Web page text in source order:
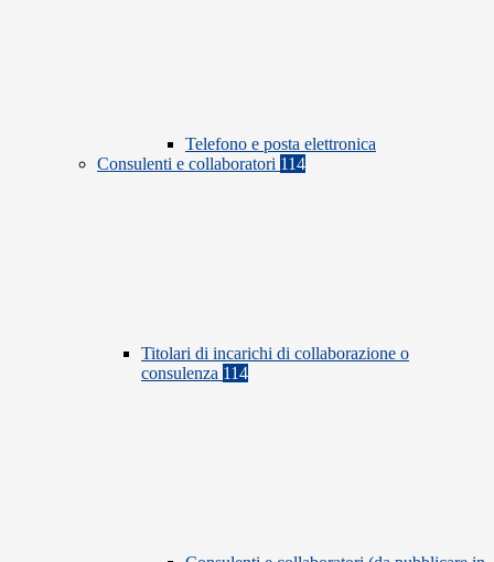
Telefono e posta elettronica
Consulenti e collaboratori 114
Titolari di incarichi di collaborazione o
consulenza 114